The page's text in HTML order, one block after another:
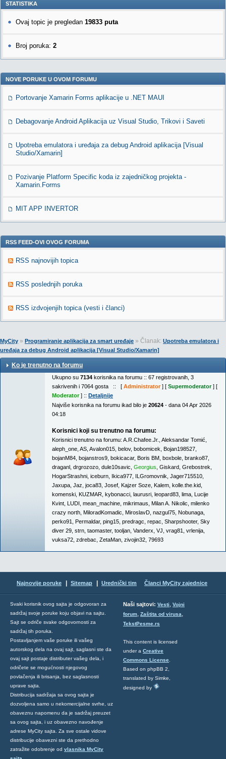
STATISTIKA
Ovaj topic je pregledan 19833 puta
Broj poruka: 2
NOVE PORUKE U OVOM FORUMU
Portovanje Xamarin Forms aplikacije u .NET MAUI
Debagovanje Android Aplikacija uz Visual Studio, Trikovi i Saveti
Upotreba emulatora i uređaja za debug Android aplikacija [Visual
Studio/Xamarin]
Pozivanje Platform Specific koda iz zajedničkog projekta -
Xamarin.Forms
MIT APP INVERTOR
RSS FEED-OVI OVOG FORUMA
RSS najnovijih topica
RSS poslednjih poruka
RSS izdvojenjih topica (vesti i članci)
MyCity » Programiranje aplikacija za smart uređaje » Članak: Upotreba emulatora i
uređaja za debug Android aplikacija [Visual Studio/Xamarin]
Ko je trenutno na forumu
Ukupno su 7134 korisnika na forumu :: 67 registrovanih, 3
sakrivenih i 7064 gosta :: [ Administrator] [ Supermoderator] [
Moderator] :: Detaljnije
Najviše korisnika na forumu ikad bilo je 20624 - dana 04 Apr 2026
04:18
Korisnici koji su trenutno na forumu:
Korisnici trenutno na forumu: A.R.Chafee.Jr. Aleksandar Tomić
aleph_one AS Avalon015 belov, bobomicek Bojan198527
bojanM84 bojanstros9 bokicacar, Boris BM boxbole branko87
draganl drgrozozo dule10savic Georgius Giskard Grebostrek
HogarStrashni iceburn Ikica977 ILGromovnik Jager715510
Jaxupa Jaz joca83 Josef Kajzer Soze Kalem kolle.the.kid
komenski KUZMAR kybonacci laurusri leopard83 lima Lucije
Kvint LUDI mean_machine mikrimaus Milan A. Nikolic milenko
crazy north MiloradKomadic MiroslavD nazgul75 Nobunaga
perko91
Permaldar, ping15 predragc repac Sharpshooter, Sky
diver 29 strn taomaster, tooljan Vanderx VJ vrag81 vrlenija
vuksa72 zdrebac ZetaMan zivojin32 79693
Najnovije poruke Sitemap Urednički tim Članci MyCity zajednice
Svaki korisnik ovog sajta je odgovoran za
sadržaj svoje poruke koju objavi na sajtu.
Sajt se odriče svake odgovornosti za
sadržaj tih poruka.
Postavljanjem vaše poruke ili vašeg
autorskog dela na ovaj sajt, saglasni ste da
ovaj sajt postaje distributer vašeg dela, i
odričete se mogućnosti njegovog
povlačenja ili brisanja, bez saglasnosti
uprave sajta.
Distribucija sadržaja sa ovog sajta je
dozvoljena samo u nekomercijalne svrhe, uz
obaveznu napomenu da je sadržaj preuzet
sa ovog sajta, i uz obavezno navođenje
adrese MyCity sajta. Za sve ostale vidove
distribucije obavezni ste da prethodno
zatražite odobrenje od vlasnika MyCity
Naši sajtovi: Vesti, Vojni
forum, Zaštita od virusa,
TekstPesme.rs
This content is licensed
under a Creative
Commons License
Based on phpBB 2,
translated by Simke,
designed by